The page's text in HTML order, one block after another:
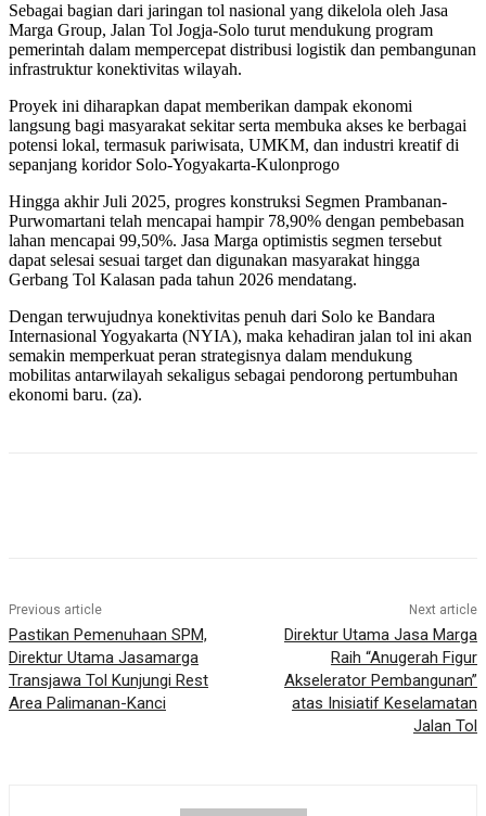
Sebagai bagian dari jaringan tol nasional yang dikelola oleh Jasa
Marga Group, Jalan Tol Jogja-Solo turut mendukung program
pemerintah dalam mempercepat distribusi logistik dan pembangunan
infrastruktur konektivitas wilayah.
Proyek ini diharapkan dapat memberikan dampak ekonomi
langsung bagi masyarakat sekitar serta membuka akses ke berbagai
potensi lokal, termasuk pariwisata, UMKM, dan industri kreatif di
sepanjang koridor Solo-Yogyakarta-Kulonprogo
Hingga akhir Juli 2025, progres konstruksi Segmen Prambanan-
Purwomartani telah mencapai hampir 78,90% dengan pembebasan
lahan mencapai 99,50%. Jasa Marga optimistis segmen tersebut
dapat selesai sesuai target dan digunakan masyarakat hingga
Gerbang Tol Kalasan pada tahun 2026 mendatang.
Dengan terwujudnya konektivitas penuh dari Solo ke Bandara
Internasional Yogyakarta (NYIA), maka kehadiran jalan tol ini akan
semakin memperkuat peran strategisnya dalam mendukung
mobilitas antarwilayah sekaligus sebagai pendorong pertumbuhan
ekonomi baru. (za).
Previous article
Pastikan Pemenuhaan SPM,
Direktur Utama Jasamarga
Transjawa Tol Kunjungi Rest
Area Palimanan-Kanci
Next article
Direktur Utama Jasa Marga
Raih “Anugerah Figur
Akselerator Pembangunan”
atas Inisiatif Keselamatan
Jalan Tol